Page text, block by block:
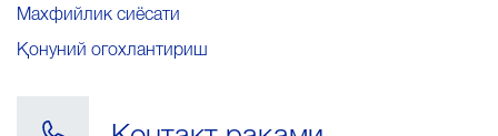
Махфийлик сиёсати
Қонуний огохлантириш